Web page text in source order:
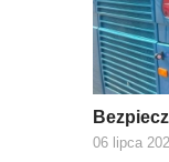
06 lipca